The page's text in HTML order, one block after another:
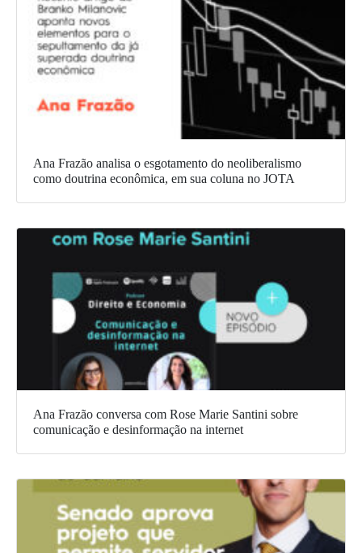
Ana Frazão analisa o esgotamento do neoliberalismo
como doutrina econômica, em sua coluna no JOTA
Ana Frazão conversa com Rose Marie Santini sobre
comunicação e desinformação na internet